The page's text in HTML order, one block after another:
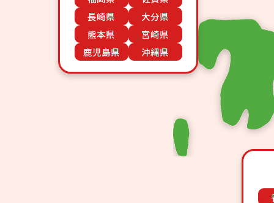
長崎県
大分県
熊本県
宮崎県
鹿児島県
沖縄県